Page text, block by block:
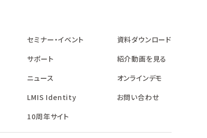
セミナー・イベント
サポート
ニュース
LMIS Identity
10周年サイト
資料ダウンロード
紹介動画を見る
オンラインデモ
お問い合わせ